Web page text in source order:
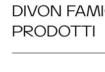
DIVON
PRODOTTI